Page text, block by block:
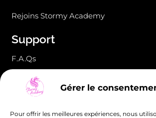
Gérer le
Pour offrir les meilleures expériences, nous
Rejoins Stormy Academy
Support
F.A.Qs
CGV & Règlement intérieur
Mentions légales